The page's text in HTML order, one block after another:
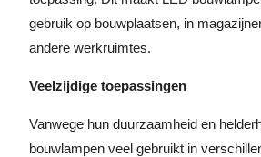
gebruik op bouwplaatsen, in
andere werkruimtes.
Veelzijdige toepassingen
Vanwege hun duurzaamheid en
bouwlampen veel gebruikt in